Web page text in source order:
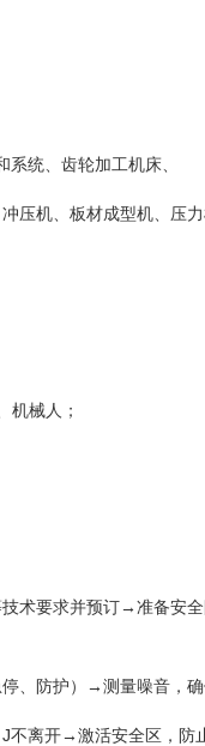
统、齿轮加工机床、
压机、板材成型机、压
机械人；
术要求并预订→准备安
、防护） →测量噪音，
不离开→激活安全区，防